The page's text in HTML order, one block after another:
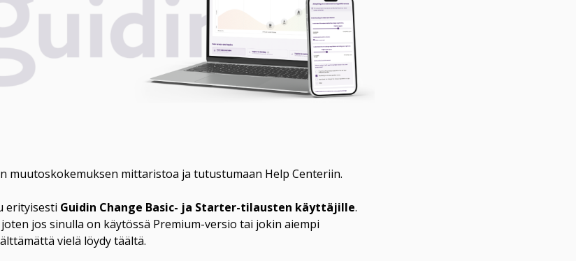
muutoskokemuksen mittaristoa ja tutustumaan Help Centeriin.
erityisesti Guidin Change Basic- ja Starter-tilausten käyttäjille.
jos sinulla on käytössä Premium-versio tai jokin aiempi
vielä löydy täältä.